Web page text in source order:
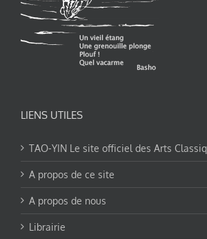
LIENS UTILES
TAO-YIN Le site officiel des Arts
A propos de ce site
A propos de nous
Librairie